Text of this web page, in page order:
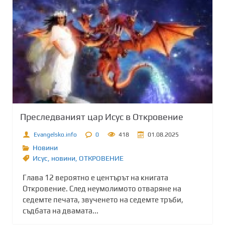
Преследваният цар Исус в Откровение
Evangelsko.info 0 418 01.08.2025
Новини
Исус, новини, ОТКРОВЕНИЕ
Глава 12 вероятно е центърът на книгата
Откровение. След неумолимото отваряне на
седемте печата, звученето на седемте тръби,
съдбата на двамата...